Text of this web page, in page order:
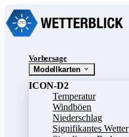
Vorhersage
Modellkarten
ICON-D2
Temperatur
Windböen
Niederschlag
Signifikantes Wetter